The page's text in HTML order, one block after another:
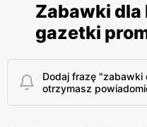
Zabawki
gazetki
Dodaj frazę "zabawki
otrzymasz